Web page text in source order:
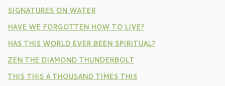
SIGNATURES ON WATER
HAVE WE FORGOTTEN HOW TO LIVE?
HAS THIS WORLD EVER BEEN SPIRITUAL?
ZEN THE DIAMOND THUNDERBOLT
THIS THIS A THOUSAND TIMES THIS